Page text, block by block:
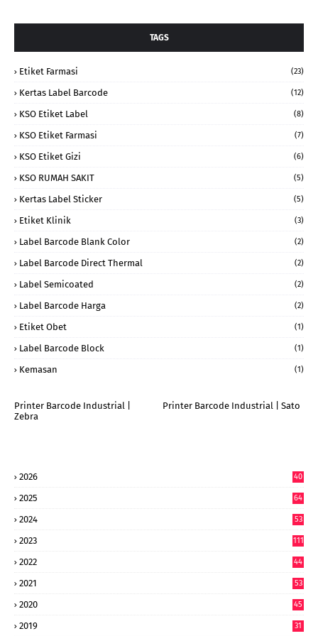
TAGS
Etiket Farmasi (23)
Kertas Label Barcode (12)
KSO Etiket Label (8)
KSO Etiket Farmasi (7)
KSO Etiket Gizi (6)
KSO RUMAH SAKIT (5)
Kertas Label Sticker (5)
Etiket Klinik (3)
Label Barcode Blank Color (2)
Label Barcode Direct Thermal (2)
Label Semicoated (2)
Label Barcode Harga (2)
Etiket Obet (1)
Label Barcode Block (1)
Kemasan (1)
Printer Barcode Industrial |
Zebra
Printer Barcode Industrial | Sato
2026
40
2025
64
2024
53
2023 111
2022
44
2021 53
2020 45
2019 31